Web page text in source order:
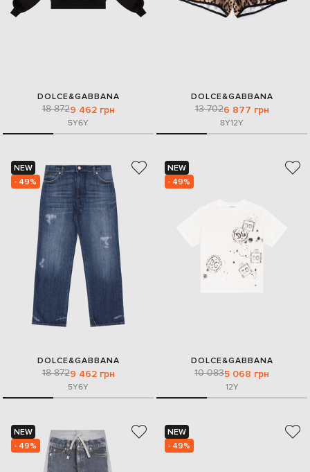
DOLCE&GABBANA
18 8729 462 грн
5Y6Y
DOLCE&GABBANA
13 7026 877 грн
8Y12Y
NEW
- 49%
DOLCE&GABBANA
18 8729 462 грн
5Y6Y
NEW
- 49%
DOLCE&GABBANA
10 0835 068 грн
12Y
NEW
- 49%
NEW
- 49%